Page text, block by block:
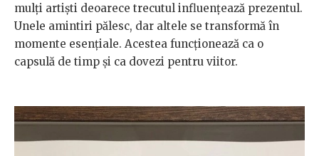
mulți artiști deoarece trecutul influențează prezentul.
Unele amintiri pălesc, dar altele se transformă în
momente esențiale. Acestea funcționează ca o
capsulă de timp și ca dovezi pentru viitor.